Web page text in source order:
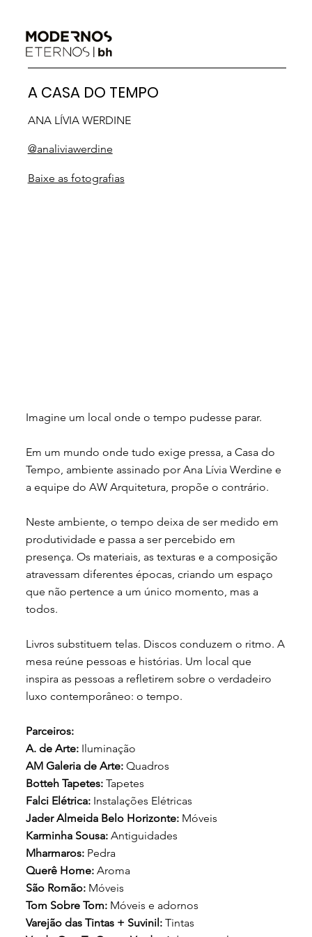
A CASA DO TEMPO
ANA LÍVIA WERDINE
@analiviawerdine
Baixe as fotografias
Imagine um local onde o tempo pudesse parar.
Em um mundo onde tudo exige pressa, a Casa do
Tempo, ambiente assinado por Ana Lívia Werdine e
a equipe do AW Arquitetura, propõe o contrário.
Neste ambiente, o tempo deixa de ser medido em
produtividade e passa a ser percebido em
presença. Os materiais, as texturas e a composição
atravessam diferentes épocas, criando um espaço
que não pertence a um único momento, mas a
todos.
Livros substituem telas. Discos conduzem o ritmo. A
mesa reúne pessoas e histórias. Um local que
inspira as pessoas a refletirem sobre o verdadeiro
luxo contemporâneo: o tempo.
Parceiros:
A. de Arte: Iluminação
AM Galeria de Arte:Quadros
Botteh Tapetes:Tapetes
Falci Elétrica: Instalações Elétricas
Jader Almeida Belo Horizonte: Móveis
Karminha Sousa:Antiguidades
Mharmaros: Pedra
Querê Home:Aroma
São Romão: Móveis
Tom Sobre Tom: Móveis e adornos
Varejão das Tintas + Suvinil:Tintas